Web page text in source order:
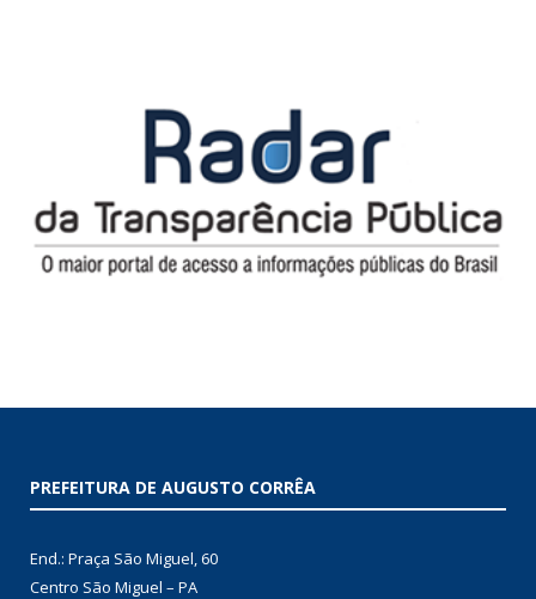
PREFEITURA DE AUGUSTO CORRÊA
End.: Praça São Miguel, 60
Centro São Miguel – PA